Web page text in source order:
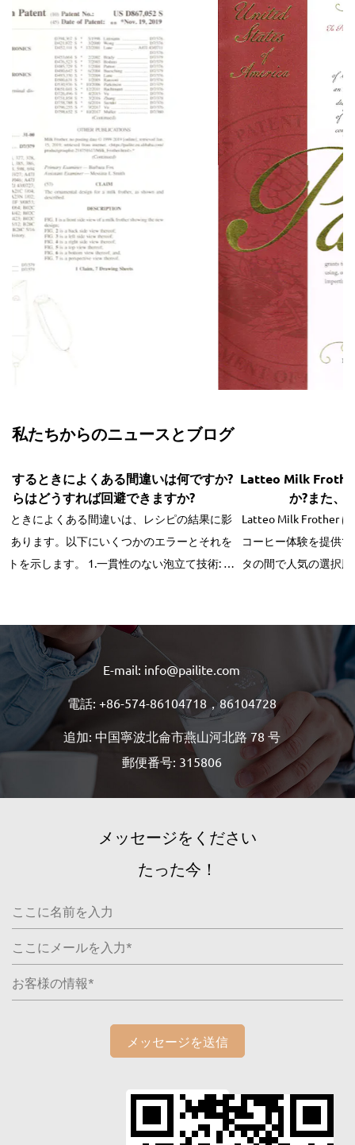
私たちからのニュースとブログ
すか?
果に影
それを
Latteo Milk Frother の構造はどの程度耐久性があり
か?また、通常の使用に適していますか?
Latteo Milk Frother は、完璧に泡立ったミルクを提供して楽
コーヒー体験を提供できるため、コーヒー愛好家やホームバ
タの間で人気の選択肢となっています。ユーザーがミルク泡
メッセージをください
たった今！
メッセージを送信
E-mail: info@pailite.com
電話: +86-574-86104718，86104728
追加: 中国寧波北侖市燕山河北路 78 号
郵便番号: 315806